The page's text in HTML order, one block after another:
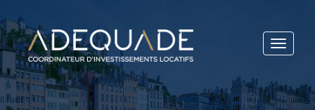
Toggle
Il faut